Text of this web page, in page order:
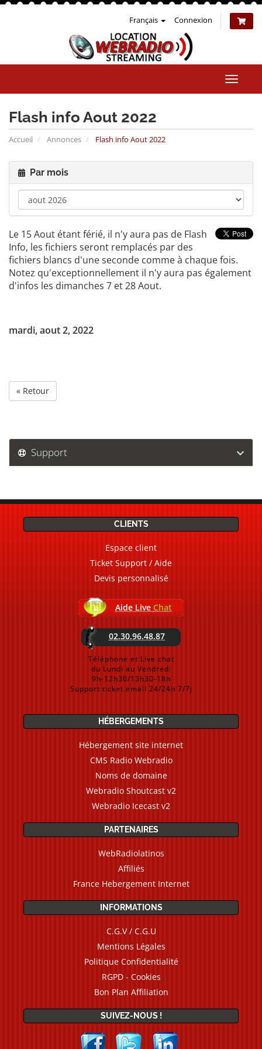
Français Connexion
la
Flash info Aout 2022
Accueil Annonces Flash info Aout 2022
Par mois
Le 15 Aout étant férié, il n'y aura pas de Flash
Info, les fichiers seront remplacés par des
fichiers blancs d'une seconde comme à chaque fois.
Notez qu'exceptionnellement il n'y aura pas également
d'infos les dimanches 7 et 28 Aout.
mardi, aout 2, 2022
« Retour
Support
CLIENTS
Espace client
Ticket Support / Aide
Devis personnalisé
Aide Live Chat
02.30.96.48.87
Téléphone et Live chat
du Lundi au Vendredi
9h-12h30/13h30-18h
Support ticket email 24/24h 7/7j
HÉBERGEMENTS
Hébergement site internet
CMS Radio Webradio
Noms de domaine
Webradio Shoutcast v2
Webradio Icecast v2
PARTENAIRES
WebRadiolatinos
Affiliés
France Hebergement Internet
INFORMATIONS
C.G.V / C.G.U
Mentions Légales
Politique Confidentialité
RGPD - Cookies
Bon Plan Affiliation
SUIVEZ-NOUS !